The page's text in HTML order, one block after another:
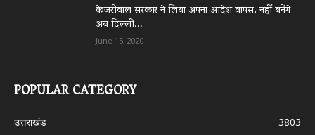
केजरीवाल सरकार ने लिया अपना आदेश वापस, नहीं बनेंगे
अब दिल्ली...
June 15, 2020
POPULAR CATEGORY
उत्तराखंड
3803